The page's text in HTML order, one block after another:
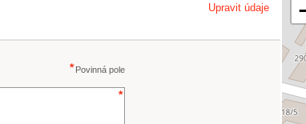
Upravit údaje
Povinná pole